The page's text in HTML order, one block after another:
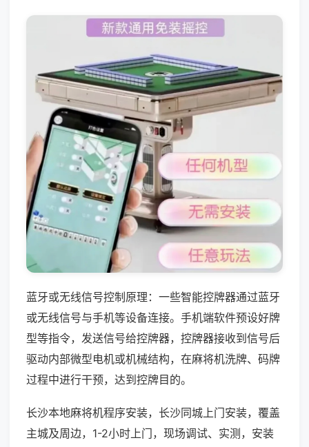
蓝牙或无线信号控制原理：一些智能控牌器通过蓝牙
或无线信号与手机等设备连接。手机端软件预设好牌
型等指令，发送信号给控牌器，控牌器接收到信号后
驱动内部微型电机或机械结构，在麻将机洗牌、码牌
过程中进行干预，达到控牌目的。
长沙本地麻将机程序安装，长沙同城上门安装，覆盖
主城及周边，1-2小时上门，现场调试、实测，安装